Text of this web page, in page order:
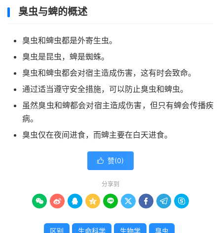
臭虫与蜱的概述
臭虫和蜱虫都是外寄生虫。
臭虫是昆虫，蜱是蜘蛛。
臭虫和蜱虫都会对宿主造成伤害，这有时会致命。
通过适当遵守安全措施，可以防止臭虫和蜱虫。
虽然臭虫和蜱都会对宿主造成伤害，但只有蜱会传播疾
病。
臭虫仅在夜间进食，而蜱主要在白天进食。
 赞(0)
分享到
        
区别 生命科学 生物学 臭虫